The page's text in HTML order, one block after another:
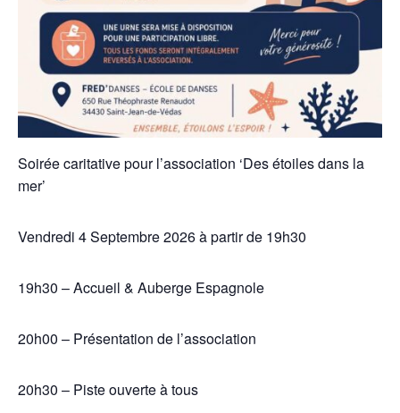
Soirée caritative pour l’association ‘Des étoiles dans la
mer’
Vendredi 4 Septembre 2026 à partir de 19h30
19h30 – Accueil & Auberge Espagnole
20h00 – Présentation de l’association
20h30 – Piste ouverte à tous